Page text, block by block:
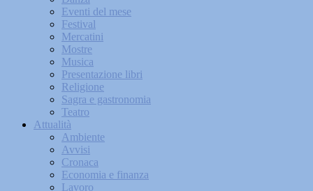
Eventi del mese
Festival
Mercatini
Mostre
Musica
Presentazione libri
Religione
Sagra e gastronomia
Teatro
Attualità
Ambiente
Avvisi
Cronaca
Economia e finanza
Lavoro